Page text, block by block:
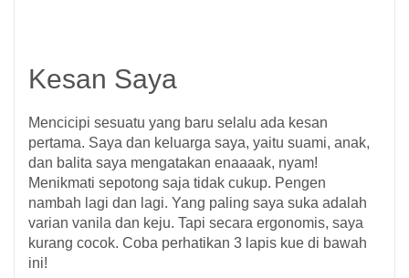
Kesan Saya
Mencicipi sesuatu yang baru selalu ada kesan
pertama. Saya dan keluarga saya, yaitu suami, anak,
dan balita saya mengatakan enaaaak, nyam!
Menikmati sepotong saja tidak cukup. Pengen
nambah lagi dan lagi. Yang paling saya suka adalah
varian vanila dan keju. Tapi secara ergonomis, saya
kurang cocok. Coba perhatikan 3 lapis kue di bawah
ini!